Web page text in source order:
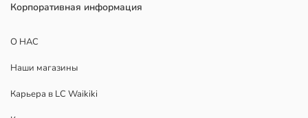
Корпоративная информация
О НАС
Наши магазины
Карьера в LC Waikiki